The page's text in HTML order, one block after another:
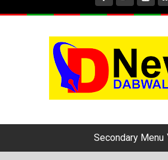
ABOUT US
INSTAGRAM
Secondary Menu